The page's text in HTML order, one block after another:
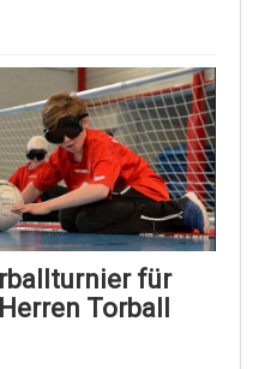
für
Torball